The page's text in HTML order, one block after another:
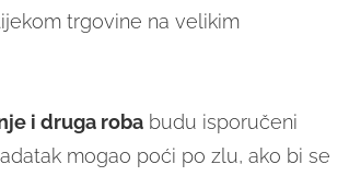
trgovine na velikim
i druga robabudu isporučeni
mogao poći po zlu, ako bi se